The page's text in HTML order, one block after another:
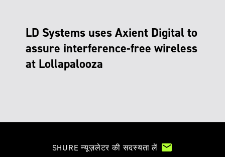
LD Systems uses Axient Digital to
assure interference-free wireless
at Lollapalooza
email
SHURE न्यूज़लेटर की सदस्यता लें